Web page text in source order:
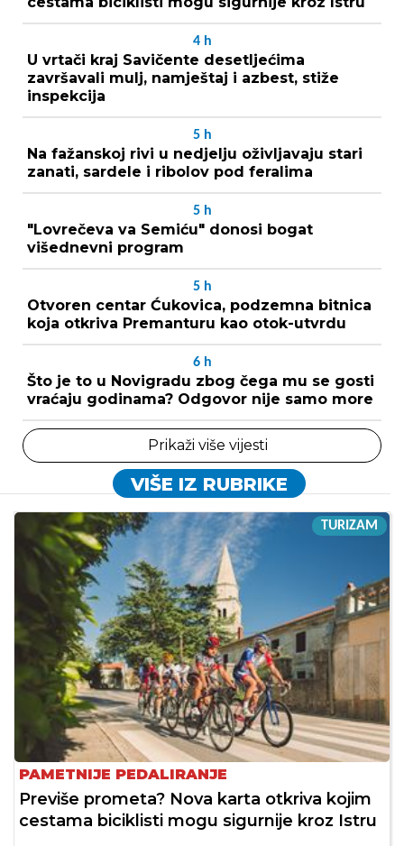
4 h
U vrtači kraj Savičente desetljećima
završavali mulj, namještaj i azbest, stiže
inspekcija
5 h
Na fažanskoj rivi u nedjelju oživljavaju stari
zanati, sardele i ribolov pod feralima
5 h
"Lovrečeva va Semiću" donosi bogat
višednevni program
5 h
Otvoren centar Ćukovica, podzemna bitnica
koja otkriva Premanturu kao otok-utvrdu
6 h
Što je to u Novigradu zbog čega mu se gosti
vraćaju godinama? Odgovor nije samo more
Prikaži više vijesti
VIŠE IZ RUBRIKE
TURIZAM
PAMETNIJE PEDALIRANJE
Previše prometa? Nova karta otkriva kojim
cestama biciklisti mogu sigurnije kroz Istru